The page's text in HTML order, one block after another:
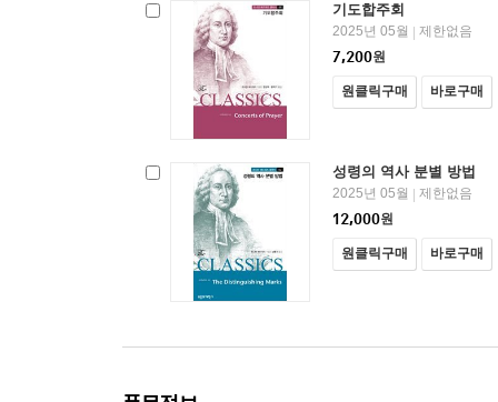
기도합주회
2025년 05월 | 제한없음
7,200원
원클릭구매 바로구매
성령의 역사 분별 방법
2025년 05월 | 제한없음
12,000원
원클릭구매 바로구매